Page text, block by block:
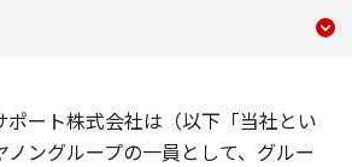
ポート株式会社は（以下「当社とい
ノングループの一員として、グルー